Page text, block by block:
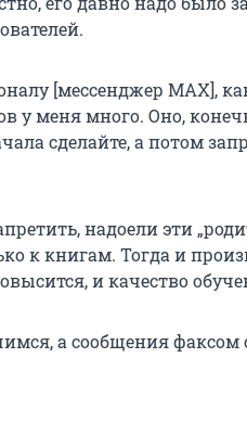
[мессенджер MAX],
у меня много. Оно,
сделайте, а потом
надоели эти
к книгам. Тогда и
и качество
а сообщения факсом